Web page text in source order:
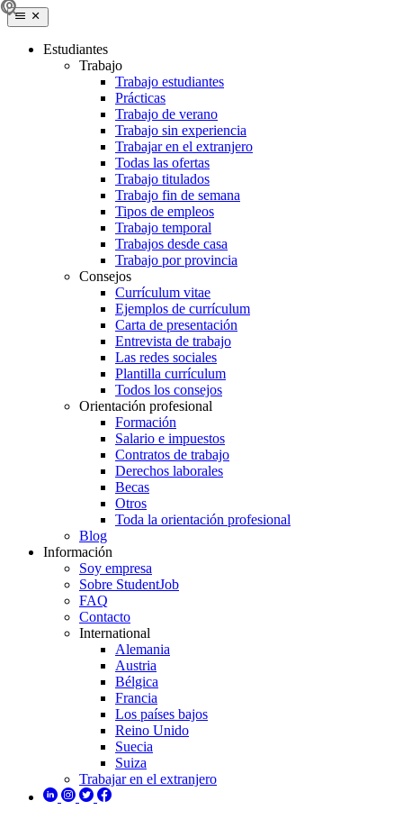
Estudiantes
Trabajo
Trabajo estudiantes
Prácticas
Trabajo de verano
Trabajo sin experiencia
Trabajar en el extranjero
Todas las ofertas
Trabajo titulados
Trabajo fin de semana
Tipos de empleos
Trabajo temporal
Trabajos desde casa
Trabajo por provincia
Consejos
Currículum vitae
Ejemplos de currículum
Carta de presentación
Entrevista de trabajo
Las redes sociales
Plantilla currículum
Todos los consejos
Orientación profesional
Formación
Salario e impuestos
Contratos de trabajo
Derechos laborales
Becas
Otros
Toda la orientación profesional
Blog
Información
Soy empresa
Sobre StudentJob
FAQ
Contacto
International
Alemania
Austria
Bélgica
Francia
Los países bajos
Reino Unido
Suecia
Suiza
Trabajar en el extranjero